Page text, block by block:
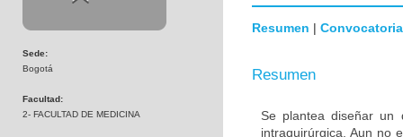
Sede:
Bogotá
Facultad:
2- FACULTAD DE MEDICINA
Resumen | Convocatoria
Resumen
Se plantea diseñar un
intraquirúrgica. Aun no